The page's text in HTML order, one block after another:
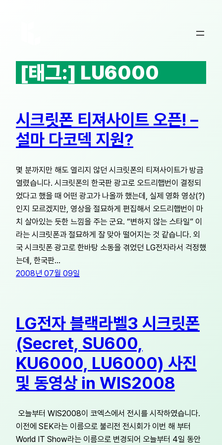
[태그:] LU6000
시크릿폰 티져사이트 오픈! –
설마 다코덱 지원?
몇 분까지만 해도 열리지 않던 시크릿폰의 티져사이트가 방금
열렸습니다. 시크릿폰의 한국판 광고로 오드리햅번이 결정되
었다고 했을 때 어떤 광고가 나올까 했는데, 실제 영화 영상(?)
인지 모르겠지만, 영상을 절묘하게 편집해서 오드리햅번이 마
치 살아있는 듯한 느낌을 주는 군요. “변하지 않는 스타일” 이
라는 시크릿폰과 절묘하게 잘 맞아 떨어지는 것 같습니다. 외
국 시크릿폰 광고로 한바탕 소동을 겪었던 LG전자라서 걱정했
는데, 한국판…
2008년 07월 09일
LG전자 블랙라벨3 시크릿폰
(Secret, SU600,
KU6000, LU6000) 사진
및 동영상 in WIS2008
오늘부터 WIS2008이 코엑스에서 전시를 시작하였습니다.
이전에 SEK라는 이름으로 불리전 전시회가 이번 해 부터
World IT Show라는 이름으로 변경되어 오늘부터 4일 동안